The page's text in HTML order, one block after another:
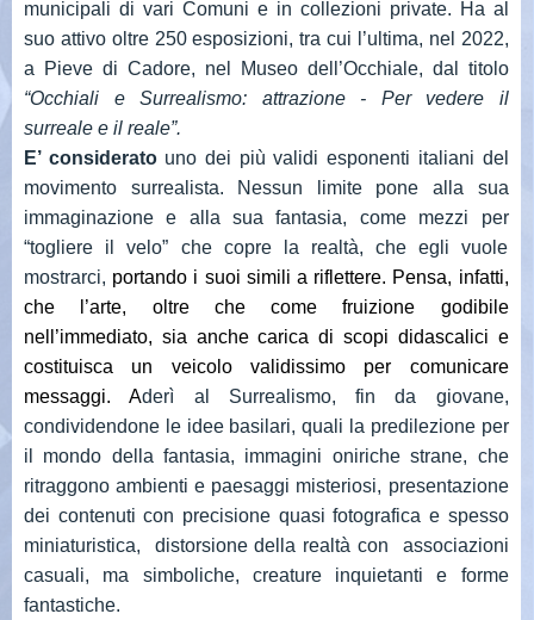
municipali di vari Comuni e in collezioni private. Ha al
suo attivo oltre 250 esposizioni, tra cui l’ultima, nel 2022,
a Pieve di Cadore, nel Museo dell’Occhiale, dal titolo
“Occhiali e Surrealismo: attrazione - Per vedere il
surreale e il reale”.
E’ consideratouno dei più validi esponenti italiani del
movimento surrealista. Nessun limite pone alla sua
immaginazione e alla sua fantasia, come mezzi per
“togliere il velo” che copre la realtà, che egli vuole
mostrarci, portando i suoi simili a riflettere. Pensa, infatti,
che
l’arte, oltre che come fruizione godibile
nell’immediato, sia anche carica di scopi didascalici e
costituisca un veicolo validissimo per comunicare
messaggi. Aderì al Surrealismo, fin da giovane,
condividendone le idee basilari, quali la predilezione per
il mondo della fantasia, immagini oniriche strane, che
ritraggono ambienti e paesaggi misteriosi, presentazione
dei contenuti con precisione quasi fotografica e spesso
miniaturistica, distorsione della realtà con associazioni
casuali, ma simboliche, creature inquietanti e forme
fantastiche.